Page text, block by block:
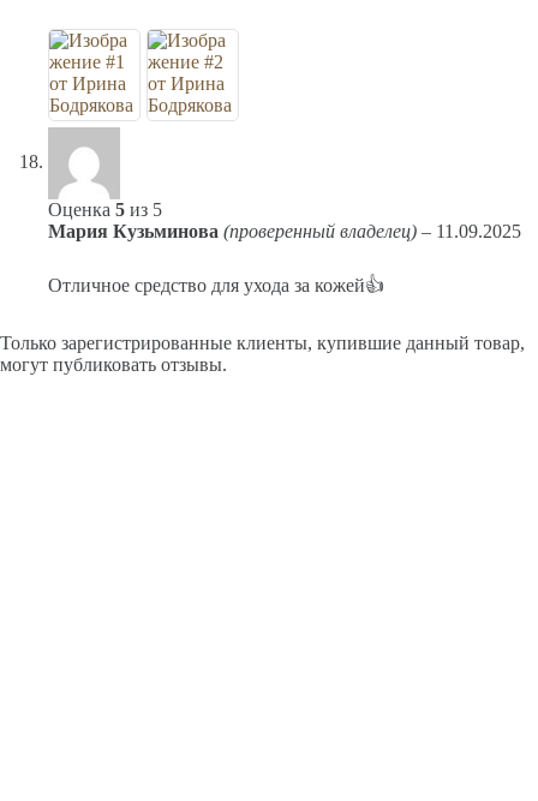
Оценка 5 из 5
Мария Кузьминова (проверенный владелец) – 11.09.2025
Отличное средство для ухода за кожей👍
Только зарегистрированные клиенты, купившие данный товар,
могут публиковать отзывы.